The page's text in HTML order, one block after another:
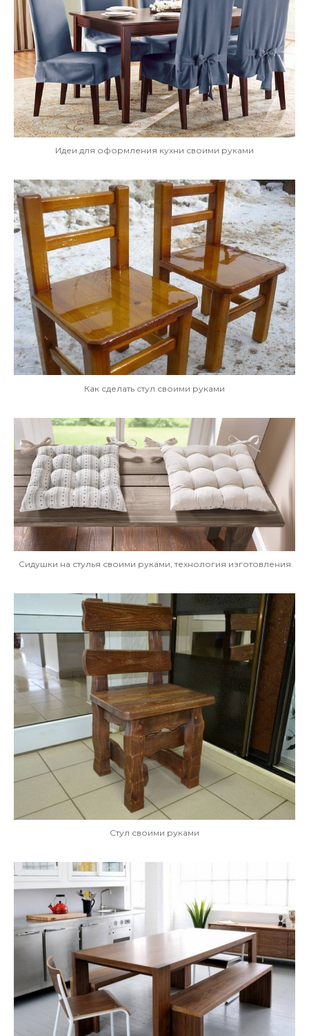
Идеи для оформления кухни своими руками
Как сделать стул своими руками
Сидушки на стулья своими руками, технология изготовления
Стул своими руками